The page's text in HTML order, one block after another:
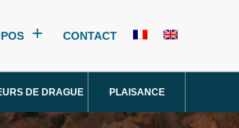
CONTACT
DE DRAGUE PLAISANCE